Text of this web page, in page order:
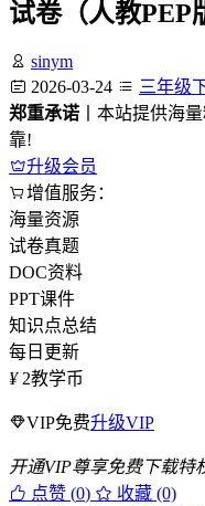
试卷（人教PEP
sinym
2026-03-24
三年级
郑重承诺 丨本站提供海
靠!
升级会员
增值服务：
海量资源
试卷真题
DOC资料
PPT课件
知识点总结
每日更新
¥ 2教学币
VIP免费升级VIP
开通VIP尊享免费下载特
点赞 (0)
收藏 (0)